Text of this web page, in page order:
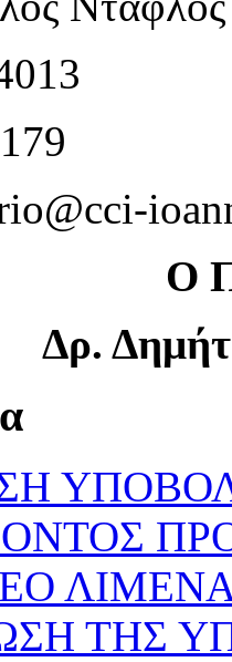
Ο
Δρ.
ΤΗΣ